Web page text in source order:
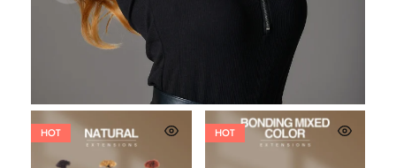
HOT HOT